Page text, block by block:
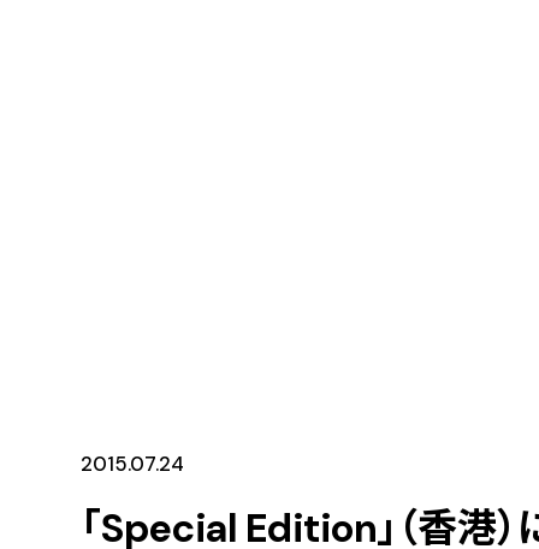
2015.07.24
「Special Edition」（香港